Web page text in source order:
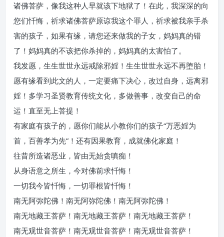
诸佛菩萨，像我这种人早就该下地狱了！在此，我深深的向
您们忏悔，祈求诸佛菩萨原谅我这个罪人，祈求被我亲手杀
害的孩子，如果有缘，请您还来做我的子女，妈妈真的错
了！妈妈真的不该把你杀掉的，妈妈真的太害怕了。
我发愿，生生世世永远戒除邪婬！生生世世永远不再堕胎！
愿有缘看到此文的人，一定要痛下决心，改过自身，远离邪
婬！多学习圣贤教育传统文化，多做善事，改变自己的命
运！直至无上菩提！
有家庭有孩子的，愿你们能从小教你们的孩子“万恶婬为
首，百善孝为先”！还有因果教育，成就佛化家庭！
往昔所造诸恶业，皆由无始贪嗔痴！
从身语意之所生，今对佛前求忏悔！
一切我今皆忏悔，一切罪根皆忏悔！
南无阿弥陀佛！南无阿弥陀佛！南无阿弥陀佛！
南无地藏王菩萨！南无地藏王菩萨！南无地藏王菩萨！
南无观世音菩萨！南无观世音菩萨！南无观世音菩萨！